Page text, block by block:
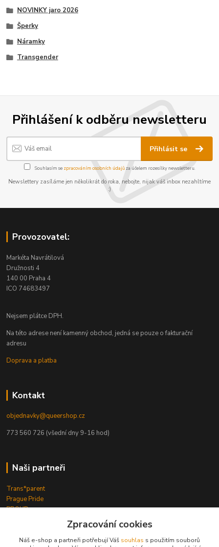
NOVINKY jaro 2026
Šperky
Náramky
Transgender
Přihlášení k odběru newsletteru
Přihlásit se
Souhlasím se zpracováním osobních údajůza účelem rozesílky newsletteru.
Newslettery zasíláme jen několikrát do roka, nebojte, nijak váš inbox nezahltíme
:)
Provozovatel:
Markéta Navrátilová
Družnosti 4
140 00 Praha 4
ICO 74683497
Nejsem plátce DPH.
Na této adrese není kamenný obchod, jedná se pouze o fakturační
adresu
Doprava a platba
Kontakt
objednavky@queershop.cz
773 560 726 (všední dny 9-16 hod)
Naši partneři
Trans*parent
Prague Pride
PROUD
Stud Brno
Zpracování cookies
Náš e-shop a partneři potřebují Váš souhlas s použitím souborů